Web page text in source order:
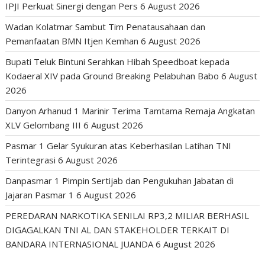
IPJI Perkuat Sinergi dengan Pers 6 August 2026
Wadan Kolatmar Sambut Tim Penatausahaan dan
Pemanfaatan BMN Itjen Kemhan 6 August 2026
Bupati Teluk Bintuni Serahkan Hibah Speedboat kepada
Kodaeral XIV pada Ground Breaking Pelabuhan Babo 6 August
2026
Danyon Arhanud 1 Marinir Terima Tamtama Remaja Angkatan
XLV Gelombang III 6 August 2026
Pasmar 1 Gelar Syukuran atas Keberhasilan Latihan TNI
Terintegrasi 6 August 2026
Danpasmar 1 Pimpin Sertijab dan Pengukuhan Jabatan di
Jajaran Pasmar 1 6 August 2026
PEREDARAN NARKOTIKA SENILAI RP3,2 MILIAR BERHASIL
DIGAGALKAN TNI AL DAN STAKEHOLDER TERKAIT DI
BANDARA INTERNASIONAL JUANDA 6 August 2026